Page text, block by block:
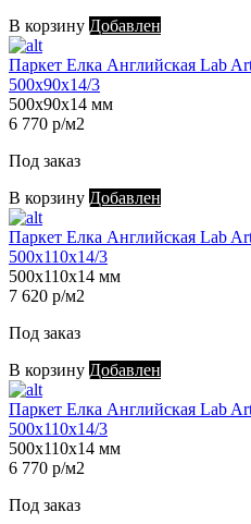
В корзину Добавлен
Паркет Елка Английская Lab
500х90х14/3
500х90х14 мм
6 770 р/м2
Под заказ
В корзину Добавлен
Паркет Елка Английская Lab
500х110х14/3
500х110х14 мм
7 620 р/м2
Под заказ
В корзину Добавлен
Паркет Елка Английская Lab
500х110х14/3
500х110х14 мм
6 770 р/м2
Под заказ